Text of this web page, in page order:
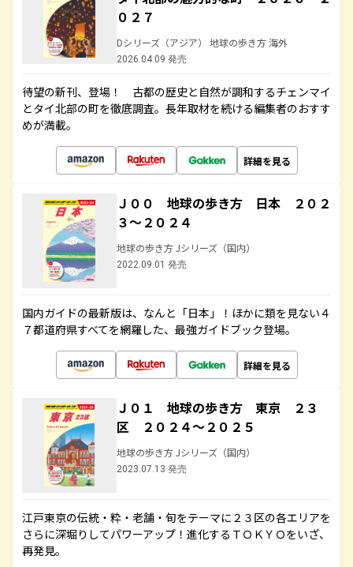
０２７
Dシリーズ（アジア） 地球の歩き方 海外
2026.04.09 発売
待望の新刊、登場！ 古都の歴史と自然が調和するチェンマイ
とタイ北部の町を徹底調査。長年取材を続ける編集者のおすす
めが満載。
詳細を見る
Ｊ００ 地球の歩き方 日本 ２０２
３～２０２４
地球の歩き方 Jシリーズ（国内）
2022.09.01 発売
国内ガイドの最新版は、なんと「日本」！ほかに類を見ない４
７都道府県すべてを網羅した、最強ガイドブック登場。
詳細を見る
Ｊ０１ 地球の歩き方 東京 ２３
区 ２０２４～２０２５
地球の歩き方 Jシリーズ（国内）
2023.07.13 発売
江戸東京の伝統・粋・老舗・旬をテーマに２３区の各エリアを
さらに深堀りしてパワーアップ！進化するＴＯＫＹＯをいざ、
再発見。